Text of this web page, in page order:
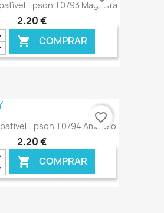
Epson T0793 Magenta
2,20 €
 COMPRAR
€ ONLINE
Epson T0794 Amarelo
2,20 €
 COMPRAR
favorite_border